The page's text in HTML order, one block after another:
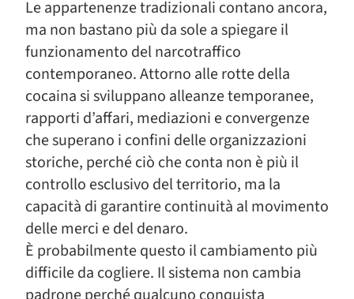
Le appartenenze tradizionali contano ancora,
ma non bastano più da sole a spiegare il
funzionamento del narcotraffico
contemporaneo. Attorno alle rotte della
cocaina si sviluppano alleanze temporanee,
rapporti d’affari, mediazioni e convergenze
che superano i confini delle organizzazioni
storiche, perché ciò che conta non è più il
controllo esclusivo del territorio, ma la
capacità di garantire continuità al movimento
delle merci e del denaro.
È probabilmente questo il cambiamento più
difficile da cogliere. Il sistema non cambia